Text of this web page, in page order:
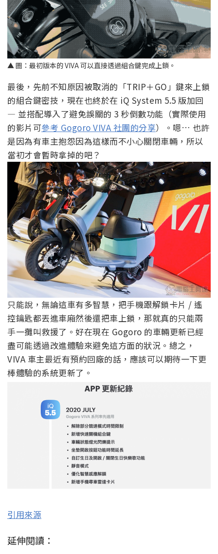
▲ 圖：最初版本的 VIVA 可以直接透過組合鍵完成上鎖。
最後，先前不知原因被取消的「TRIP＋GO」鍵來上鎖
的組合鍵密技，現在也終於在 iQ System 5.5 版加回
— 並搭配導入了避免誤關的 3 秒倒數功能（實際使用
的影片可參考 Gogoro VIVA 社團的分享）。嗯… 也許
是因為有車主抱怨因為這樣而不小心關閉車輛，所以
當初才會暫時拿掉的吧？
只能說，無論這車有多智慧，把手機跟解鎖卡片 / 遙
控鑰匙都丟進車廂然後還把車上鎖，那就真的只能兩
手一攤叫救援了。好在現在 Gogoro 的車輛更新已經
盡可能透過改進體驗來避免這方面的狀況。總之，
VIVA 車主最近有預約回廠的話，應該可以期待一下更
棒體驗的系統更新了。
引用來源
延伸閱讀：